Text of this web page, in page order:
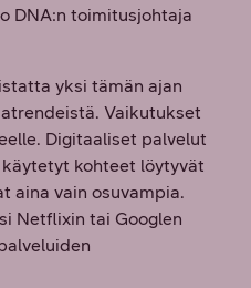
DNA:n toimitusjohtaja
yksi tämän ajan
Vaikutukset
Digitaaliset palvelut
kohteet löytyvät
aina vain osuvampia.
Netflixin tai Googlen